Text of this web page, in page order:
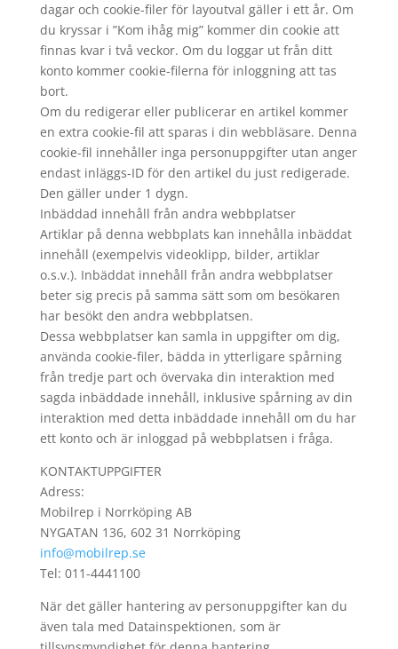
dagar och cookie-filer för layoutval gäller i ett år. Om
du kryssar i ”Kom ihåg mig” kommer din cookie att
finnas kvar i två veckor. Om du loggar ut från ditt
konto kommer cookie-filerna för inloggning att tas
bort.
Om du redigerar eller publicerar en artikel kommer
en extra cookie-fil att sparas i din webbläsare. Denna
cookie-fil innehåller inga personuppgifter utan anger
endast inläggs-ID för den artikel du just redigerade.
Den gäller under 1 dygn.
Inbäddad innehåll från andra webbplatser
Artiklar på denna webbplats kan innehålla inbäddat
innehåll (exempelvis videoklipp, bilder, artiklar
o.s.v.). Inbäddat innehåll från andra webbplatser
beter sig precis på samma sätt som om besökaren
har besökt den andra webbplatsen.
Dessa webbplatser kan samla in uppgifter om dig,
använda cookie-filer, bädda in ytterligare spårning
från tredje part och övervaka din interaktion med
sagda inbäddade innehåll, inklusive spårning av din
interaktion med detta inbäddade innehåll om du har
ett konto och är inloggad på webbplatsen i fråga.
KONTAKTUPPGIFTER
Adress:
Mobilrep i Norrköping AB
NYGATAN 136, 602 31 Norrköping
info@mobilrep.se
Tel: 011-4441100
När det gäller hantering av personuppgifter kan du
även tala med Datainspektionen, som är